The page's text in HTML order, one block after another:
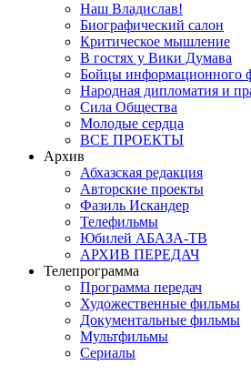
Наш Владислав!
Биографический салон
Критическое мышление
В гостях у Вики Думава
Бойцы информационного
Народная дипломатия и
Сила Общества
Молодые сердца
ВСЕ ПРОЕКТЫ
Архив
Абхазская редакция
Авторские проекты
Фазиль Искандер
Телефильмы
Юбилей АБАЗА-ТВ
АРХИВ ПЕРЕДАЧ
Телепрограмма
Программа передач
Художественные фильмы
Документальные фильмы
Мультфильмы
Сериалы